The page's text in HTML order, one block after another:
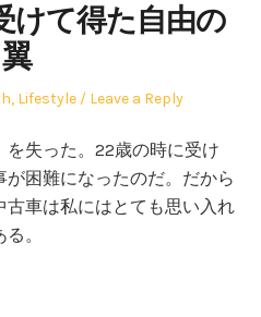
けて得た自由の
翼
, Lifestyle Leave a Reply
を失った。22歳の時に受け
困難になったのだ。だから
古車は私にはとても思い入れ
。